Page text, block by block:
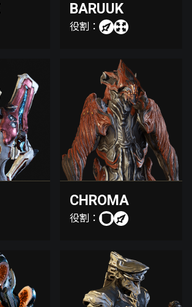
BARUUK
役割：
CHROMA
役割：